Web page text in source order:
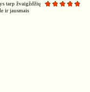
tarp žvaigždžių
ir jausmais